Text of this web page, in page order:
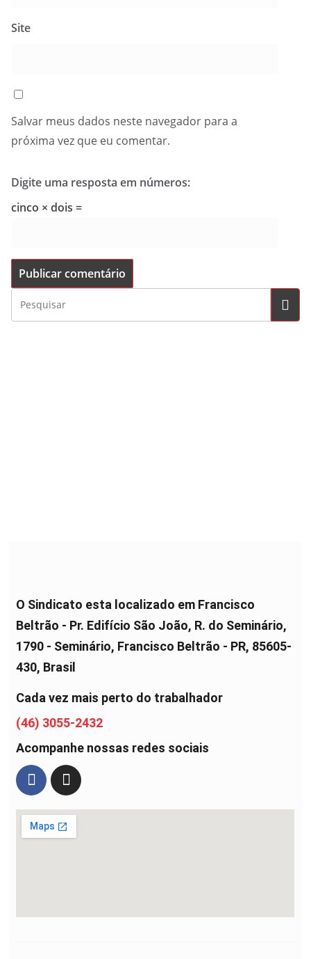
Site
Salvar meus dados neste navegador para a
próxima vez que eu comentar.
Digite uma resposta em números:
cinco × dois =
O Sindicato esta localizado em Francisco
Beltrão - Pr. Edifício São João, R. do Seminário,
1790 - Seminário, Francisco Beltrão - PR, 85605-
430, Brasil
Cada vez mais perto do trabalhador
(46) 3055-2432
Acompanhe nossas redes sociais